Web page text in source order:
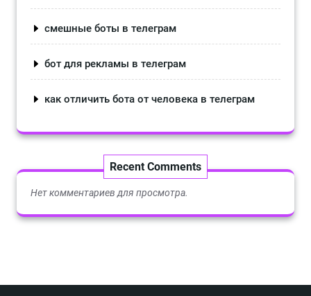
смешные боты в телеграм
бот для рекламы в телеграм
как отличить бота от человека в телеграм
Recent Comments
Нет комментариев для просмотра.